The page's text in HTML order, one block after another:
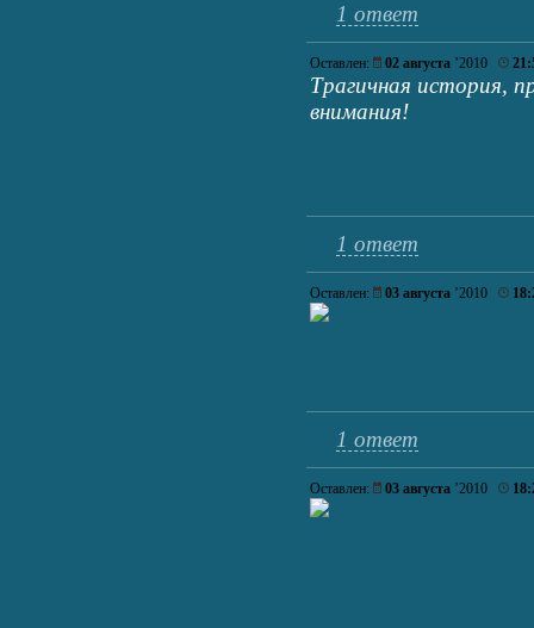
1 ответ
Оставлен: 02 августа ’2010
Трагичная история,
внимания!
1 ответ
Оставлен: 03 августа ’2010
1 ответ
Оставлен: 03 августа ’2010